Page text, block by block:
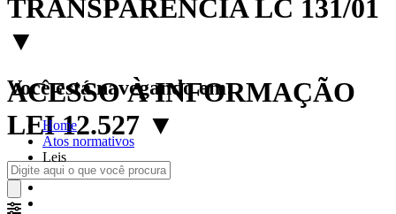
TRANSPARÊNCIA LC 131/01
▼
ACESSO À INFORMAÇÃO
LEI 12.527 ▼
Você está navegando em:
Home
Atos normativos
Leis